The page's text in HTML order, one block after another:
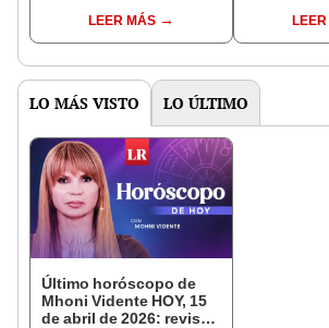
LEER MÁS
FEMA y
por un
LO MÁS VISTO LO ÚLTIMO
Último horóscopo de
Mhoni Vidente HOY, 15
de abril de 2026: revisa